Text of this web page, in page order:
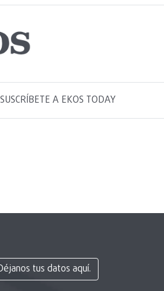
SUSCRÍBETE A EKOS TODAY
tus datos aquí.